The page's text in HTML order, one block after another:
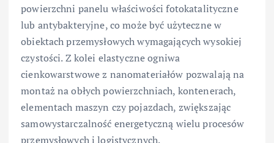
powierzchni panelu właściwości fotokatalityczne
lub antybakteryjne, co może być użyteczne w
obiektach przemysłowych wymagających wysokiej
czystości. Z kolei elastyczne ogniwa
cienkowarstwowe z nanomateriałów pozwalają na
montaż na obłych powierzchniach, kontenerach,
elementach maszyn czy pojazdach, zwiększając
samowystarczalność energetyczną wielu procesów
przemysłowych i logistycznych.